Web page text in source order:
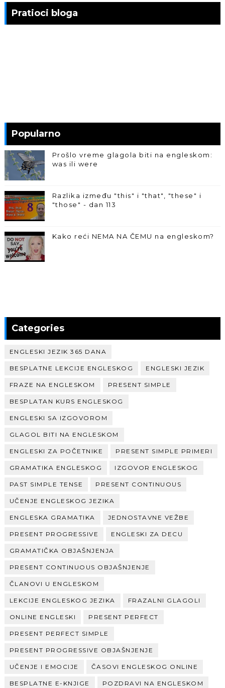
Pratioci bloga
Popularno
Prošlo vreme glagola biti na engleskom:
was ili were
Razlika između "this" i "that", "these" i
"those" - dan 113
Kako reći NEMA NA ČEMU na engleskom?
Categories
ENGLESKI JEZIK 365 DANA
BESPLATNE LEKCIJE ENGLESKOG ENGLESKI JEZIK
FRAZE NA ENGLESKOM PRESENT SIMPLE
BESPLATAN KURS ENGLESKOG
ENGLESKI SA IZGOVOROM
GLAGOL BITI NA ENGLESKOM
ENGLESKI ZA POČETNIKE PRESENT SIMPLE PRIMERI
GRAMATIKA ENGLESKOG IZGOVOR ENGLESKOG
PAST SIMPLE TENSE PRESENT CONTINUOUS
UČENJE ENGLESKOG JEZIKA
ENGLESKA GRAMATIKA JEDNOSTAVNE VEŽBE
PRESENT PROGRESSIVE ENGLESKI ZA DECU
GRAMATIČKA OBJAŠNJENJA
PRESENT CONTINUOUS OBJAŠNJENJE
ČLANOVI U ENGLESKOM
LEKCIJE ENGLESKOG JEZIKA FRAZALNI GLAGOLI
ONLINE ENGLESKI PRESENT PERFECT
PRESENT PERFECT SIMPLE
PRESENT PROGRESSIVE OBJAŠNJENJE
UČENJE I EMOCIJE ČASOVI ENGLESKOG ONLINE
BESPLATNE E-KNJIGE POZDRAVI NA ENGLESKOM